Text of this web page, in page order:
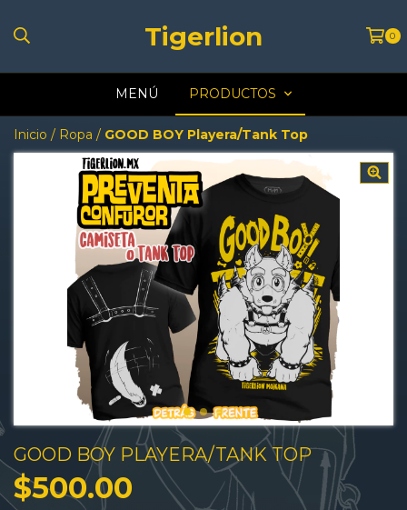
Tigerlion 0
MENÚ PRODUCTOS
Inicio / Ropa / GOOD BOY Playera/Tank Top
GOOD BOY PLAYERA/TANK TOP
$500.00